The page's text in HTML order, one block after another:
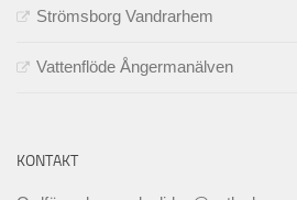
Strömsborg Vandrarhem
Vattenflöde Ångermanälven
KONTAKT